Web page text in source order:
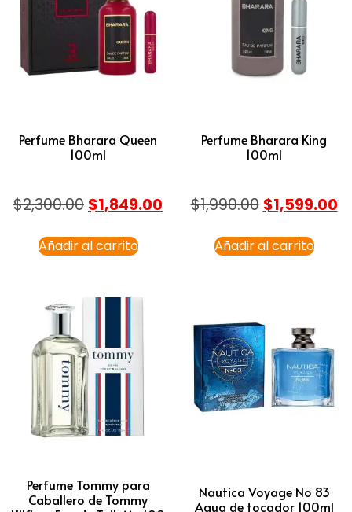
Perfume Bharara Queen
100ml
$2,300.00 $1,849.00
Añadir al carrito
Perfume Bharara King
100ml
$1,990.00 $1,599.00
Añadir al carrito
Perfume Tommy para
Caballero de Tommy
Nautica Voyage No 83
Agua de tocador 100ml